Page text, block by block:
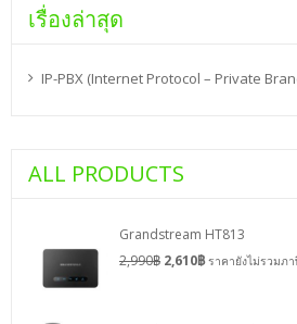
เรื่องล่าสุด
IP-PBX (Internet Protocol – Private
ALL PRODUCTS
Grandstream HT813
2,990฿ 2,610฿ ราคายังไม่รวมภ